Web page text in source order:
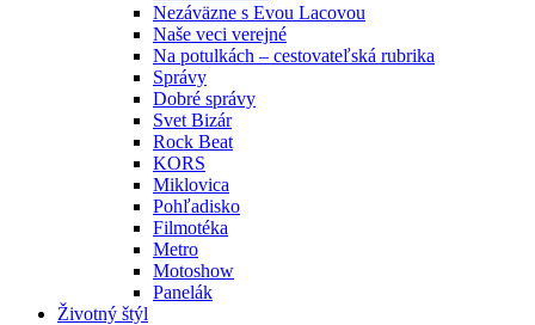
Nezáväzne s Evou Lacovou
Naše veci verejné
Na potulkách – cestovateľská rubrika
Správy
Dobré správy
Svet Bizár
Rock Beat
KORS
Miklovica
Pohľadisko
Filmotéka
Metro
Motoshow
Panelák
Životný štýl